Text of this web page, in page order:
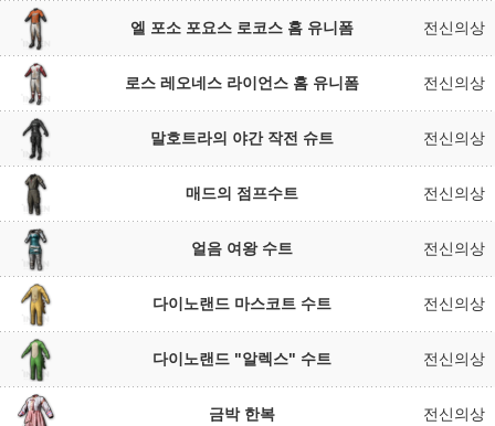
엘 포소 포요스 로코스 홈 유니폼 전신의상
로스 레오네스 라이언스 홈 유니폼 전신의상
말호트라의 야간 작전 슈트 전신의상
매드의 점프수트 전신의상
얼음 여왕 수트 전신의상
다이노랜드 마스코트 수트 전신의상
다이노랜드 "알렉스" 수트 전신의상
금박 한복 전신의상